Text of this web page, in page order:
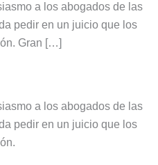
a los abogados de las
pedir en un juicio que los
Gran […]
a los abogados de las
pedir en un juicio que los